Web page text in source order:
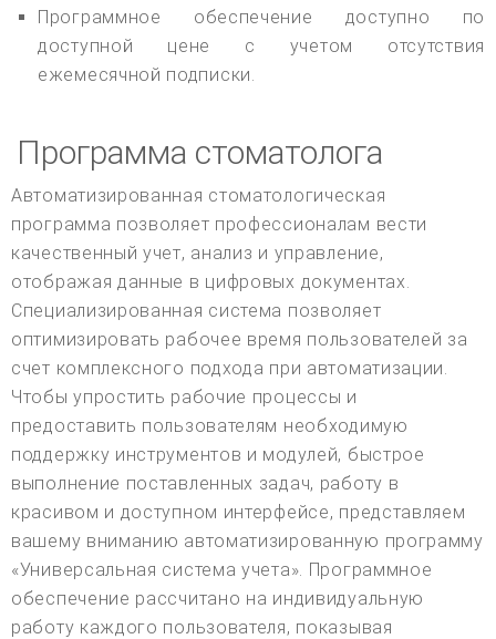
Программное обеспечение доступно по
доступной цене с учетом отсутствия
ежемесячной подписки.
Программа стоматолога
Автоматизированная стоматологическая
программа позволяет профессионалам вести
качественный учет, анализ и управление,
отображая данные в цифровых документах.
Специализированная система позволяет
оптимизировать рабочее время пользователей за
счет комплексного подхода при автоматизации.
Чтобы упростить рабочие процессы и
предоставить пользователям необходимую
поддержку инструментов и модулей, быстрое
выполнение поставленных задач, работу в
красивом и доступном интерфейсе, представляем
вашему вниманию автоматизированную программу
«Универсальная система учета». Программное
обеспечение рассчитано на индивидуальную
работу каждого пользователя, показывая